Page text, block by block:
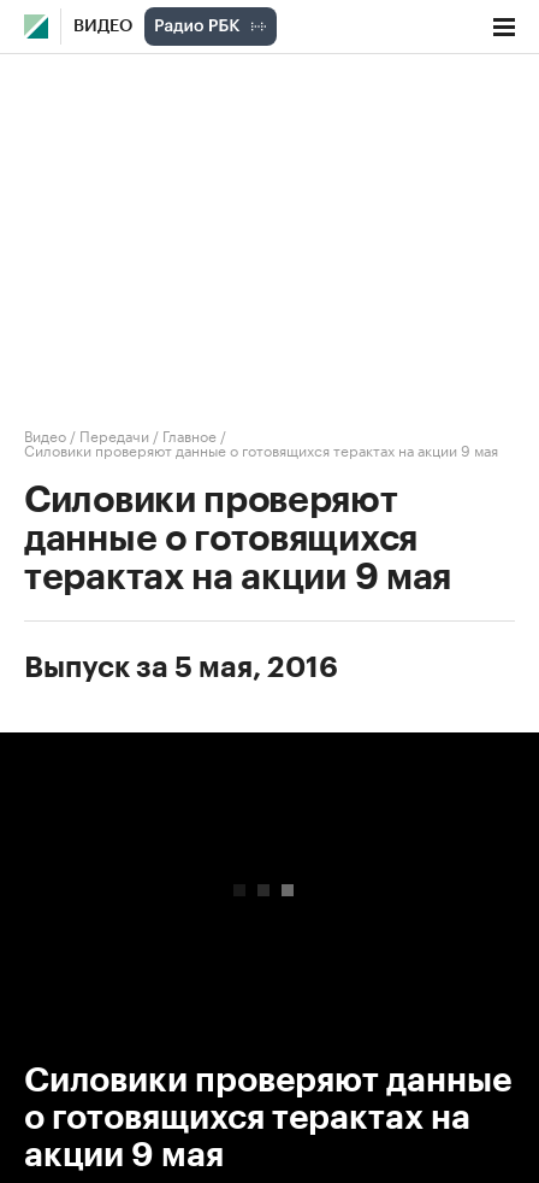
ВИДЕО
Видео / Передачи / Главное /
Силовики проверяют данные о готовящихся терактах на акции 9 мая
Силовики проверяют
данные о готовящихся
терактах на акции 9 мая
Выпуск за 5 мая, 2016
Силовики проверяют данные
о готовящихся терактах на
акции 9 мая